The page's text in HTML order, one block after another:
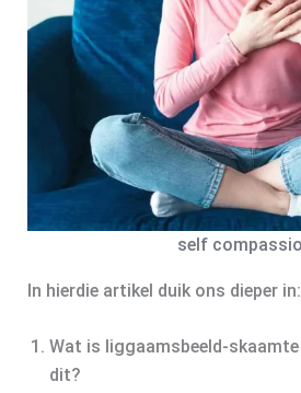
self
In hierdie artikel duik ons dieper in:
Wat is liggaamsbeeld-
dit?